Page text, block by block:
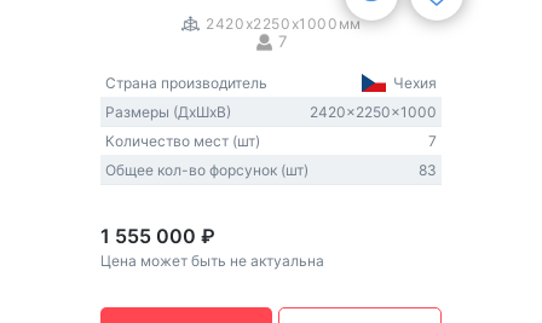
2420x2250x1000мм
7
Страна производитель
Чехия
Размеры (ДxШxВ)
2420x2250x1000
Количество мест (шт)
7
Общее кол-во форсунок (шт)
83
1 555 000 ₽
Цена может быть не актуальна